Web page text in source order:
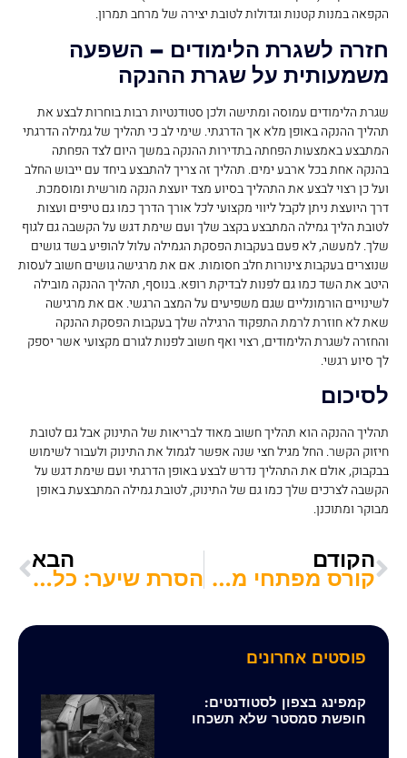
הקפאה במנות קטנות וגדולות לטובת יצירה של מרחב תמרון.
חזרה לשגרת הלימודים – השפעה
משמעותית על שגרת ההנקה
שגרת הלימודים עמוסה ומתישה ולכן סטודנטיות רבות בוחרות לבצע את
תהליך ההנקה באופן מלא אך הדרגתי. שימי לב כי תהליך של גמילה הדרגתי
המתבצע באמצעות הפחתה בתדירות ההנקה במשך היום לצד הפחתה
בהנקה אחת בכל ארבע ימים. תהליך זה צריך להתבצע ביחד עם ייבוש החלב
ועל כן רצוי לבצע את התהליך בסיוע מצד יועצת הנקה מורשית ומוסמכת.
דרך היועצת ניתן לקבל ליווי מקצועי לכל אורך הדרך כמו גם טיפים ועצות
לטובת הליך גמילה המתבצע בקצב שלך ועם שימת דגש על הקשבה גם לגוף
שלך. למעשה, לא פעם בעקבות הפסקת הגמילה עלול להופיע בשד גושים
שנוצרים בעקבות צינורות חלב חסומות. אם את מרגישה גושים חשוב לעסות
היטב את השד כמו גם לפנות לבדיקת רופא. בנוסף, תהליך ההנקה מובילה
לשינויים הורמונליים שגם משפיעים על המצב הרגשי. אם את מרגישה
שאת לא חוזרת לרמת התפקוד הרגילה שלך בעקבות הפסקת ההנקה
והחזרה לשגרת הלימודים, רצוי ואף חשוב לפנות לגורם מקצועי אשר יספק
לך סיוע רגשי.
לסיכום
תהליך ההנקה הוא תהליך חשוב מאוד לבריאות של התינוק אבל גם לטובת
חיזוק הקשר. החל מגיל חצי שנה אפשר לגמול את התינוק ולעבור לשימוש
בבקבוק, אולם את התהליך נדרש לבצע באופן הדרגתי ועם שימת דגש על
הקשבה לצרכים שלך כמו גם של התינוק, לטובת גמילה המתבצעת באופן
מבוקר ומתוכנן.
הקודם
קורס מפתחי משאבים מתקדם: הדרך לעבודה בתחום גיוס כספים לעמותות
הבא
הסרת שיער: כל הדרכים לעשות זאת בעצמכם
פוסטים אחרונים
קמפינג בצפון לסטודנטים:
חופשת סמסטר שלא תשכחו